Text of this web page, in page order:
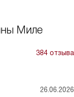
Миле
384 отзыва
26.06.2026